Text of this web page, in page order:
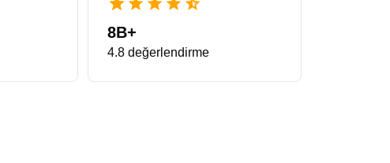
sebebi, kat edilen kilometreler değil, bu kilometrelere
kulelerini ve Kuzey’in serin ama misafirperver atmosferini
kanalların kenarında kahvenizi yudumlamak bu gezinin
8B+
4.8 değerlendirme